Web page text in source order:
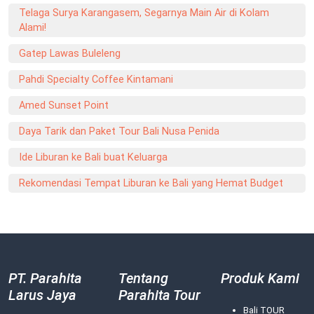
Telaga Surya Karangasem, Segarnya Main Air di Kolam
Alami!
Gatep Lawas Buleleng
Pahdi Specialty Coffee Kintamani
Amed Sunset Point
Daya Tarik dan Paket Tour Bali Nusa Penida
Ide Liburan ke Bali buat Keluarga
Rekomendasi Tempat Liburan ke Bali yang Hemat Budget
PT. Parahita
Larus Jaya
Tentang
Parahita Tour
Produk Kami
Bali TOUR